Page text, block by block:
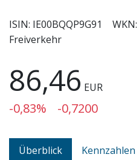
ISIN: IE00BQQP9G91 WKN:
Freiverkehr
86,46 EUR
-0,83% -0,7200
Überblick Kennzahlen